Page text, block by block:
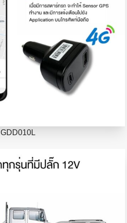
GDD010L